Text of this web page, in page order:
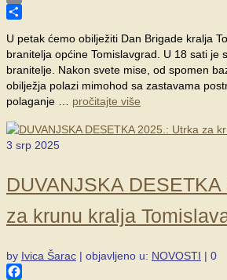
Email
U petak ćemo obilježiti Dan Brigade kralja
branitelja općine Tomislavgrad. U 18 sati je
branitelje. Nakon svete mise, od spomen
obilježja polazi mimohod sa zastavama
polaganje … pročitajte više
3 srp 2025
DUVANJSKA
za krunu kralja
by Ivica Šarac | objavljeno u: NOVOSTI | 0